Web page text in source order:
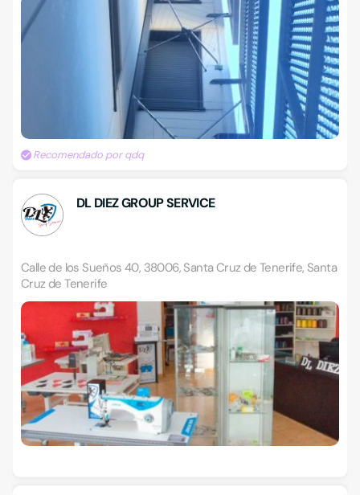
Recomendado por qdq
DL DIEZ GROUP SERVICE
Calle de los Sueños 40, 38006, Santa Cruz de Tenerife, Santa
Cruz de Tenerife